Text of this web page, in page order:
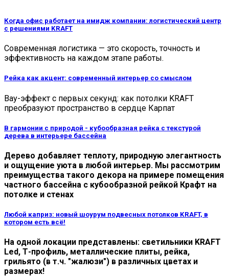
Когда офис работает на имидж компании: логистический центр
с решениями KRAFT
Современная логистика — это скорость, точность и
эффективность на каждом этапе работы.
Рейка как акцент: современный интерьер со смыслом
Вау-эффект с первых секунд: как потолки KRAFT
преобразуют пространство в сердце Карпат
В гармонии с природой - кубообразная рейка с текстурой
дерева в интерьере бассейна
Дерево добавляет теплоту, природную элегантность
и ощущение уюта в любой интерьер. Мы рассмотрим
преимущества такого декора на примере помещения
частного бассейна с кубообразной рейкой Крафт на
потолке и стенах
Любой каприз: новый шоурум подвесных потолков KRAFT, в
котором есть всё!
На одной локации представлены: светильники KRAFT
Led, Т-профиль, металлические плиты, рейка,
грильято (в т.ч. "жалюзи") в различных цветах и
размерах!